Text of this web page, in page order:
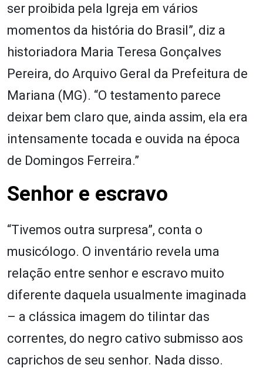
ser proibida pela Igreja em vários
momentos da história do Brasil”, diz a
historiadora Maria Teresa Gonçalves
Pereira, do Arquivo Geral da Prefeitura de
Mariana (MG). “O testamento parece
deixar bem claro que, ainda assim, ela era
intensamente tocada e ouvida na época
de Domingos Ferreira.”
Senhor e escravo
“Tivemos outra surpresa”, conta o
musicólogo. O inventário revela uma
relação entre senhor e escravo muito
diferente daquela usualmente imaginada
– a clássica imagem do tilintar das
correntes, do negro cativo submisso aos
caprichos de seu senhor. Nada disso.